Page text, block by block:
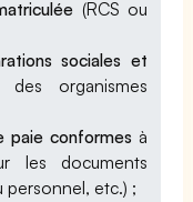
(RCS ou
sociales et
des organismes
paie conformes à
les documents
personnel, etc.) ;